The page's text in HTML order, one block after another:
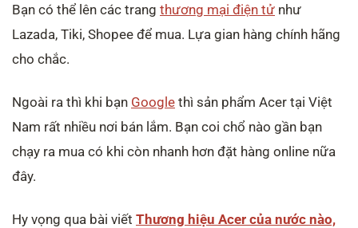
Bạn có thể lên các trang thương mại điện tử như
Lazada, Tiki, Shopee để mua. Lựa gian hàng chính hãng
cho chắc.
Ngoài ra thì khi bạn Google thì sản phẩm Acer tại Việt
Nam rất nhiều nơi bán lắm. Bạn coi chổ nào gần bạn
chạy ra mua có khi còn nhanh hơn đặt hàng online nữa
đây.
Hy vọng qua bài viết Thương hiệu Acer của nước nào,